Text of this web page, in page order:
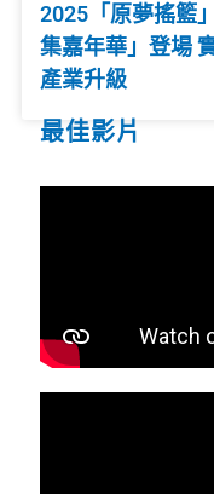
2025「原夢搖籃
集嘉年華」登場
產業升級
最佳影片